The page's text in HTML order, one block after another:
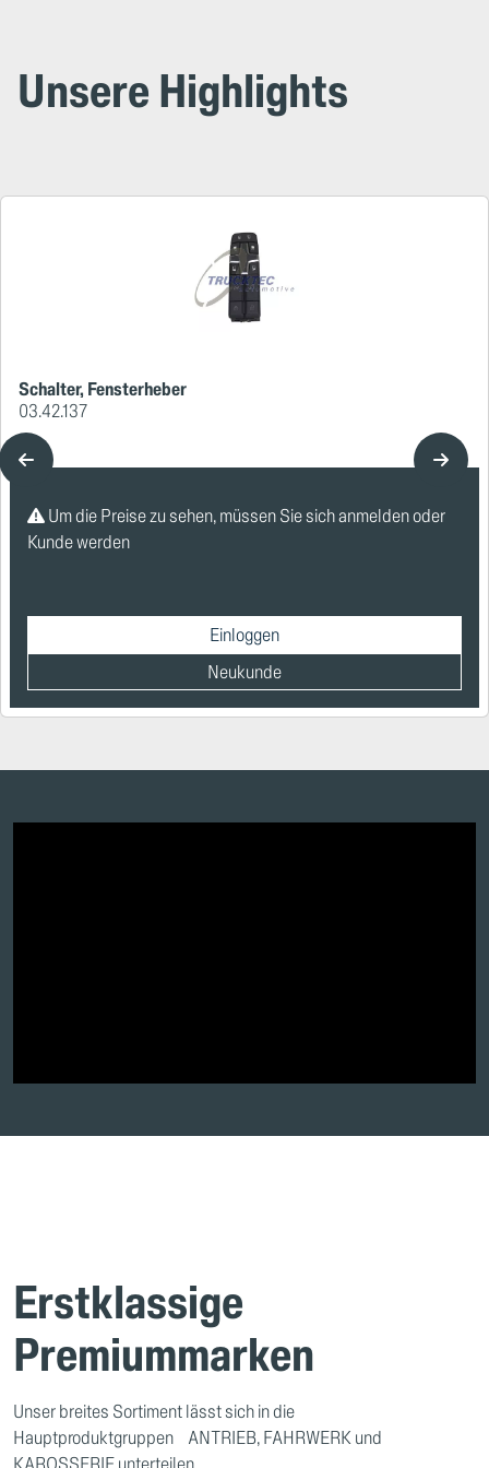
Unsere Highlights
Schalter, Fensterheber
03.42.137
Um die Preise zu sehen, müssen Sie sich anmelden oder
Kunde werden
Einloggen
Neukunde
Erstklassige
Premiummarken
Unser breites Sortiment lässt sich in die
Hauptproduktgruppen ANTRIEB, FAHRWERK und
KAROSSERIE unterteilen.